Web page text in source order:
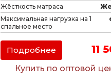
Жёсткость матраса
Максимальная нагрузка на 1
спальное место
Подробнее 11
Купить по оптовой